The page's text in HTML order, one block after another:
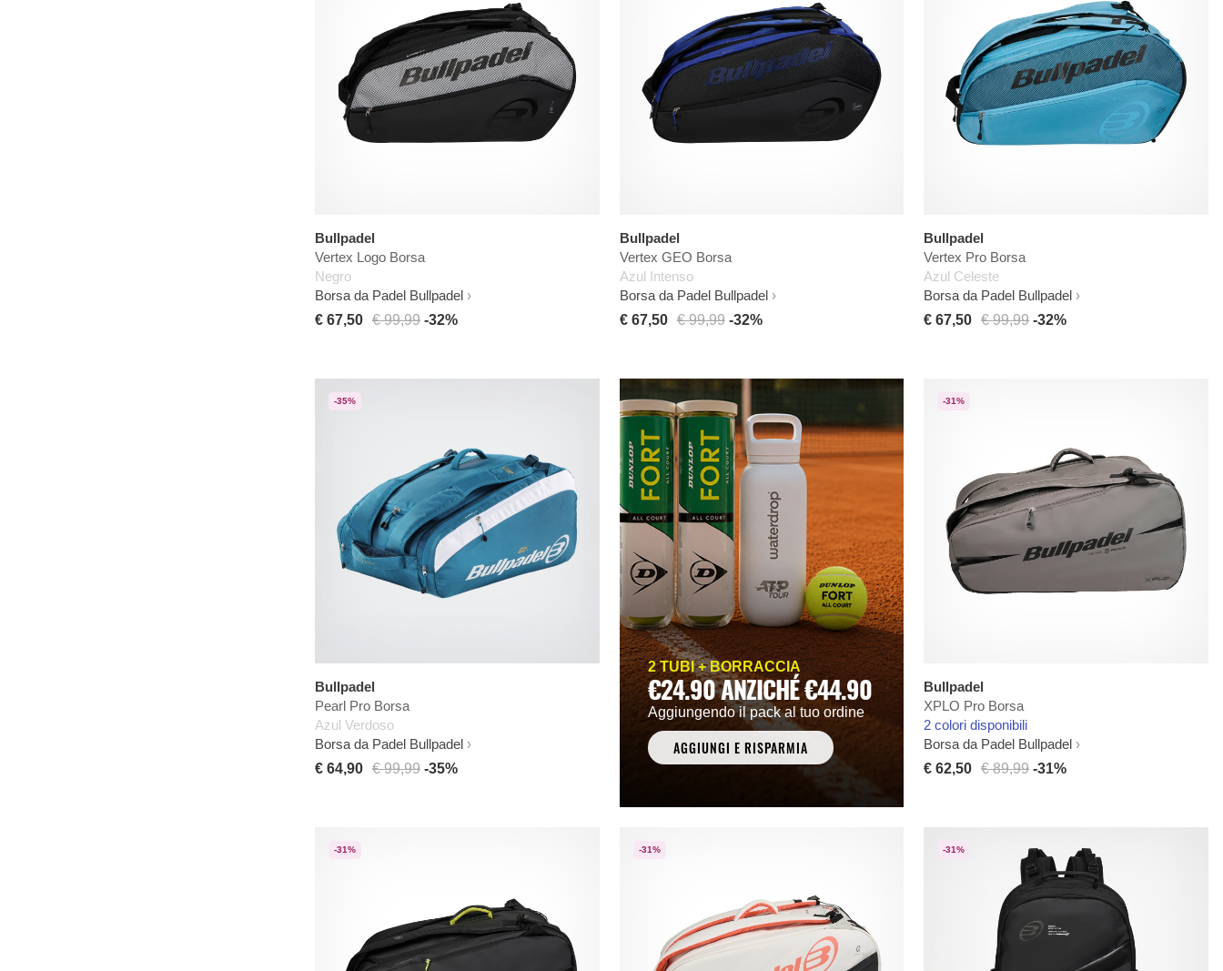
Bullpadel
Vertex Logo Borsa
Negro
Borsa da Padel Bullpadel
€ 67,50 € 99,99 -32%
Bullpadel
Vertex GEO Borsa
Azul Intenso
Borsa da Padel Bullpadel
€ 67,50 € 99,99 -32%
Bullpadel
Vertex Pro Borsa
Azul Celeste
Borsa da Padel Bullpadel
€ 67,50
€ 99,99 -32%
-35%
Bullpadel
Pearl Pro Borsa
Azul Verdoso
Borsa da Padel Bullpadel
€ 64,90 € 99,99 -35%
2 TUBI + BORRACCIA
€24.90 ANZICHÉ €44.90
Aggiungendo il pack al tuo ordine
AGGIUNGI E RISPARMIA
-31%
Bullpadel
XPLO Pro Borsa
2 colori disponibili
Borsa da Padel Bullpadel
€ 62,50
€ 89,99 -31%
-31% -31% -31%